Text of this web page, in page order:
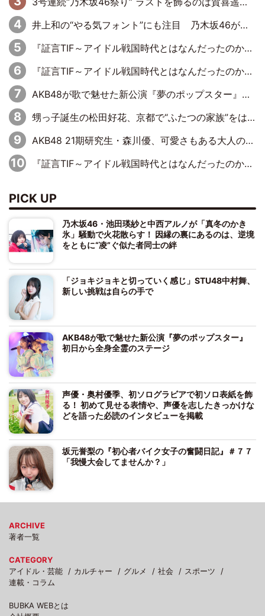
井上和の“やる気フォント”にも注目 乃木坂46が挑んだ書道パフォーマンスの舞台裏
『証言TIF～アイドル戦国時代とはなんだったのか～』第6回：でんぱ組.inc・古川未鈴×相沢梨紗「『ハロプロやりたかったな』って言ったら、夢眠ねむさんに『てめえはでんぱ組．incなんだよ！』って肩パンされて(笑)」
『証言TIF～アイドル戦国時代とはなんだったのか～』第11回：私立恵比寿中学・真山りか×安本彩花「TIFで10年ぶりのキョンシーメイクをしたら、場を完全に引かせてしまって。時代が変わったんだなって」
AKB48が歌で魅せた新公演『夢のポップスター』 初日から全身全霊のステージ
甥っ子誕生の松田好花、京都で“ふたつの家族”をはしご！ “母”黒谷友香に見送られ、“父”松岡昌宏とはハシゴ酒
AKB48 21期研究生・森川優、可愛さもある大人の女性に
『証言TIF～アイドル戦国時代とはなんだったのか～』第10回：さくら学院・武藤彩未×飯田らうら「正直、中3で辞めるというのを信じてなくて。そう言われてはいたけど、嘘でしょって」
PICK UP
乃木坂46・池田瑛紗と中西アルノが「真冬のかき
氷」騒動で火花散らす！ 因縁の裏にあるのは、逆境
をともに“凌”ぐ似た者同士の絆
「ジョキジョキと切っていく感じ」STU48中村舞、
新しい挑戦は自らの手で
AKB48が歌で魅せた新公演『夢のポップスター』
初日から全身全霊のステージ
声優・奥村優季、初ソログラビアで初ソロ表紙を飾
る！ 初めて見せる表情や、声優を志したきっかけな
どを語った必読のインタビューを掲載
坂元誉梨の『初心者バイク女子の奮闘日記』＃７７
「我慢大会してませんか？」
ARCHIVE
著者一覧
CATEGORY
アイドル・芸能
カルチャー グルメ 社会
スポーツ
連載・コラム
BUBKA WEBとは